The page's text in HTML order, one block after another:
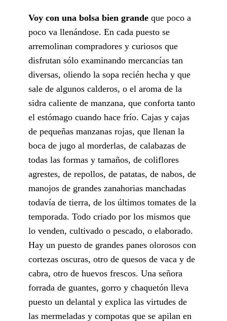
Voy con una bolsa bien grande que poco a
poco va llenándose. En cada puesto se
arremolinan compradores y curiosos que
disfrutan sólo examinando mercancías tan
diversas, oliendo la sopa recién hecha y que
sale de algunos calderos, o el aroma de la
sidra caliente de manzana, que conforta tanto
el estómago cuando hace frío. Cajas y cajas
de pequeñas manzanas rojas, que llenan la
boca de jugo al morderlas, de calabazas de
todas las formas y tamaños, de coliflores
agrestes, de repollos, de patatas, de nabos, de
manojos de grandes zanahorias manchadas
todavía de tierra, de los últimos tomates de la
temporada. Todo criado por los mismos que
lo venden, cultivado o pescado, o elaborado.
Hay un puesto de grandes panes olorosos con
cortezas oscuras, otro de quesos de vaca y de
cabra, otro de huevos frescos. Una señora
forrada de guantes, gorro y chaquetón lleva
puesto un delantal y explica las virtudes de
las mermeladas y compotas que se apilan en